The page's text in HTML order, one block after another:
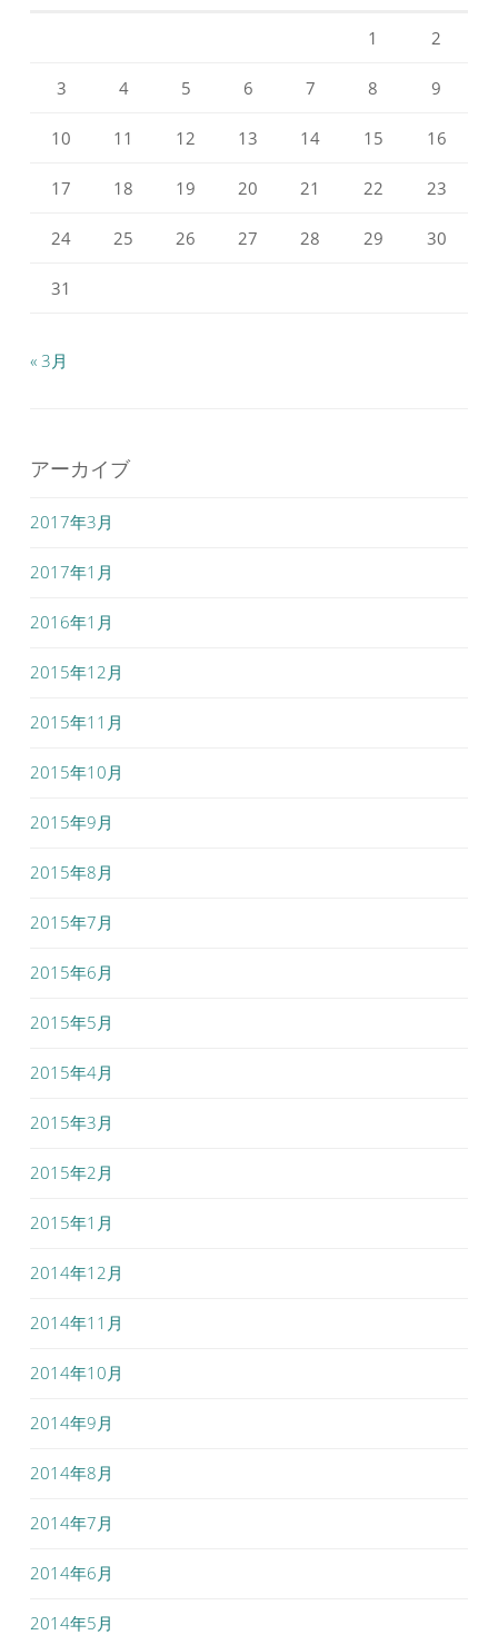
1 2
3 4 5 6 7 8 9
10 11 12 13 14 15 16
17 18 19 20 21 22 23
24 25 26 27 28 29 30
31
« 3月
アーカイブ
2017年3月
2017年1月
2016年1月
2015年12月
2015年11月
2015年10月
2015年9月
2015年8月
2015年7月
2015年6月
2015年5月
2015年4月
2015年3月
2015年2月
2015年1月
2014年12月
2014年11月
2014年10月
2014年9月
2014年8月
2014年7月
2014年6月
2014年5月